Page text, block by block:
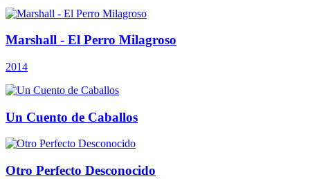
Marshall - El Perro Milagroso
2014
Un Cuento de Caballos
Otro Perfecto Desconocido